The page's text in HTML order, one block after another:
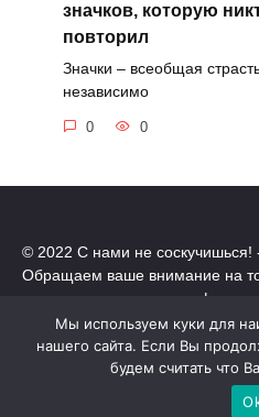
значков, которую
повторил
Значки – всеобщая
независимо
0 0
© 2022 С нами не
Обращаем ваше внимание на
носит исключительно
Все торговые марки
защищены.
Политика конфиденциальности
Мы используем куки для
нашего сайта. Если Вы
будем считать что